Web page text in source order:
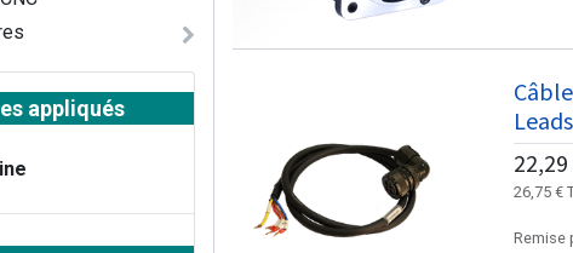
appliqués
22,29
26,75 €
Remise